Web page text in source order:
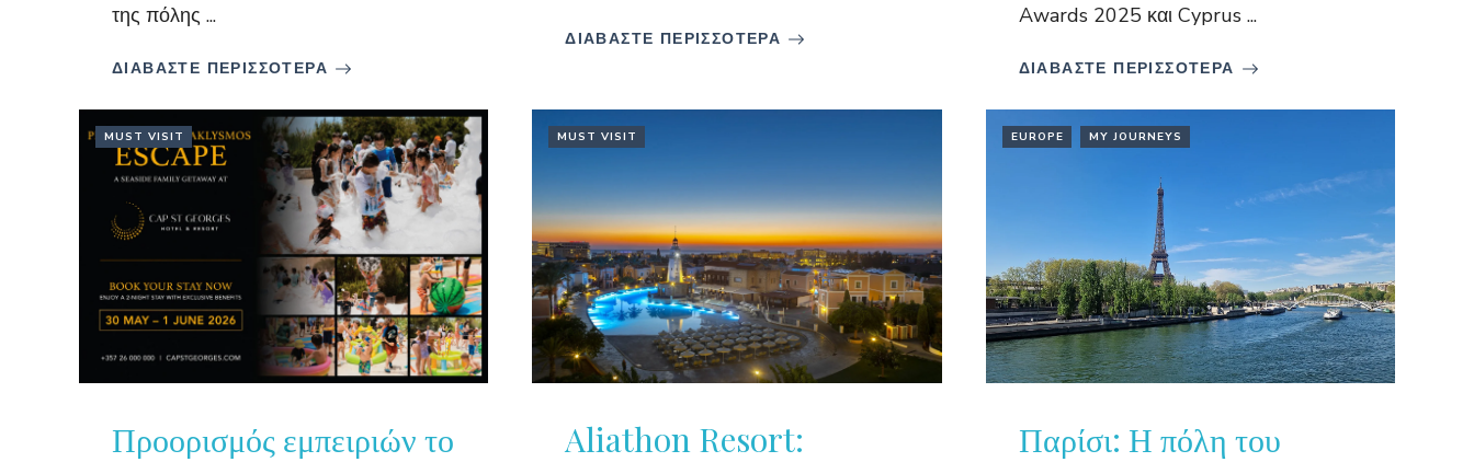
της πόλης ...
ΔΙΑΒΑΣΤΕ ΠΕΡΙΣΣΟΤΕΡΑ
ΔΙΑΒΑΣΤΕ ΠΕΡΙΣΣΟΤΕΡΑ
Awards 2025 και Cyprus ...
ΔΙΑΒΑΣΤΕ ΠΕΡΙΣΣΟΤΕΡΑ
MUST VISIT
Προορισμός εμπειριών το
MUST VISIT
Aliathon Resort:
EUROPE MY JOURNEYS
Παρίσι: Η πόλη του